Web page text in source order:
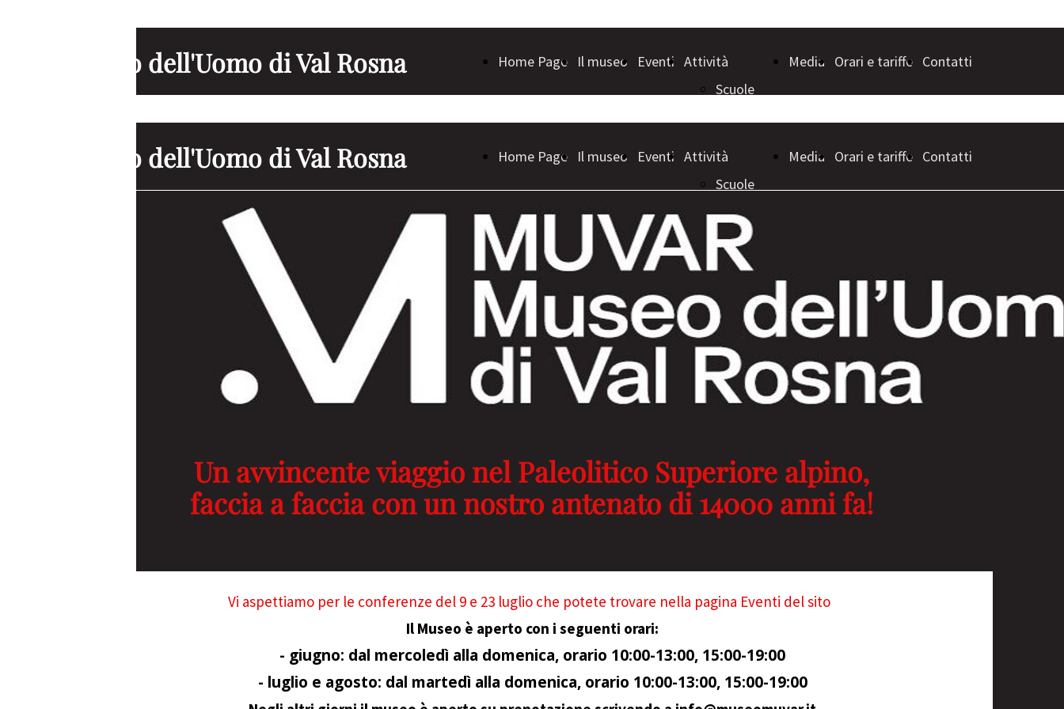
Museo dell'Uomo di Val Rosna Home Page Il museo Eventi Attività
Scuole
Media Orari e tariffe Contatti
Museo dell'Uomo di Val Rosna Home Page Il museo Eventi Attività
Scuole
Visitatori
Media Orari e tariffe Contatti
Un avvincente viaggio nel Paleolitico Superiore alpino,
faccia a faccia con un nostro antenato di 14000 anni fa!
Vi aspettiamo per le conferenze del 9 e 23 luglio che potete trovare nella pagina Eventi del sito
Il Museo è aperto con i seguenti orari:
- giugno: dal mercoledì alla domenica, orario 10:00-13:00, 15:00-19:00
- luglio e agosto: dal martedì alla domenica, orario 10:00-13:00, 15:00-19:00